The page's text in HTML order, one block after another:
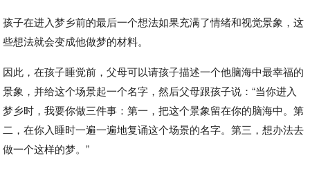
孩子在进入梦乡前的最后一个想法如果充满了情绪和视觉景象，这
些想法就会变成他做梦的材料。
因此，在孩子睡觉前，父母可以请孩子描述一个他脑海中最幸福的
景象，并给这个场景起一个名字，然后父母跟孩子说：“当你进入
梦乡时，我要你做三件事：第一，把这个景象留在你的脑海中。第
二，在你入睡时一遍一遍地复诵这个场景的名字。第三，想办法去
做一个这样的梦。”